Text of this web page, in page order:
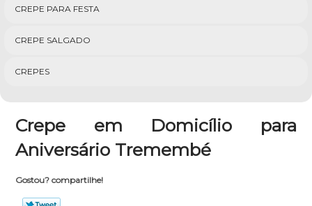
CREPE PARA FESTA
CREPE SALGADO
CREPES
Crepe em Domicílio para
Aniversário Tremembé
Gostou? compartilhe!